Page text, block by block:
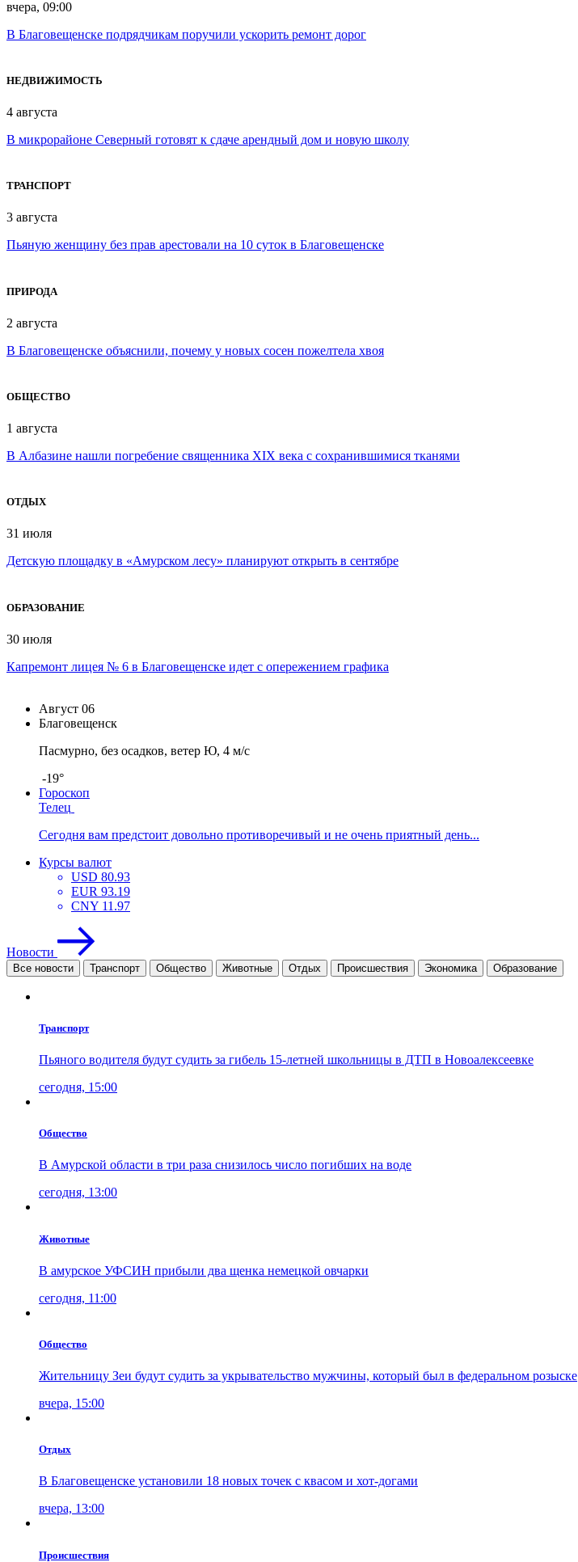
вчера, 09:00
В Благовещенске подрядчикам поручили ускорить ремонт дорог
НЕДВИЖИМОСТЬ
4 августа
В микрорайоне Северный готовят к сдаче арендный дом и новую школу
ТРАНСПОРТ
3 августа
Пьяную женщину без прав арестовали на 10 суток в Благовещенске
ПРИРОДА
2 августа
В Благовещенске объяснили, почему у новых сосен пожелтела хвоя
ОБЩЕСТВО
1 августа
В Албазине нашли погребение священника XIX века с сохранившимися тканями
ОТДЫХ
31 июля
Детскую площадку в «Амурском лесу» планируют открыть в сентябре
ОБРАЗОВАНИЕ
30 июля
Капремонт лицея № 6 в Благовещенске идет с опережением графика
Август 06
Благовещенск
Пасмурно, без осадков, ветер Ю, 4 м/с
-19°
Гороскоп
Телец
Сегодня вам предстоит довольно противоречивый и не очень приятный день...
Курсы валют
USD 80.93
EUR 93.19
CNY 11.97
Новости
Все новости Транспорт Общество Животные Отдых Проиcшествия Экономика Образование
Транспорт
Пьяного водителя будут судить за гибель 15-летней школьницы в ДТП в Новоалексеевке
сегодня, 15:00
Общество
В Амурской области в три раза снизилось число погибших на воде
сегодня, 13:00
Животные
В амурское УФСИН прибыли два щенка немецкой овчарки
сегодня, 11:00
Общество
Жительницу Зеи будут судить за укрывательство мужчины, который был в федеральном розыске
вчера, 15:00
Отдых
В Благовещенске установили 18 новых точек с квасом и хот-догами
вчера, 13:00
Проиcшествия